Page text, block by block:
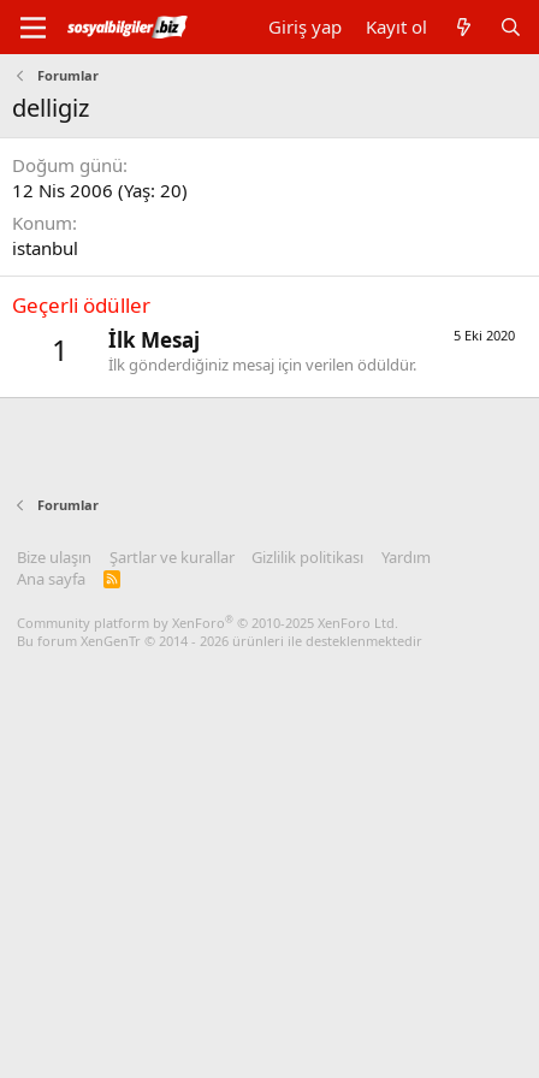
Giriş yap Kayıt ol
Forumlar
delligiz
Doğum günü
12 Nis 2006 (Yaş: 20)
Konum
istanbul
Geçerli ödüller
1 5 Eki 2020
İlk Mesaj
İlk gönderdiğiniz mesaj için verilen ödüldür.
Forumlar
Bize ulaşın Şartlar ve kurallar Gizlilik politikası
Yardım
Ana sayfa
R
Community platform by XenForo® © 2010-2025 XenForo Ltd.
Bu forum XenGenTr © 2014 - 2026 ürünleri ile desteklenmektedir